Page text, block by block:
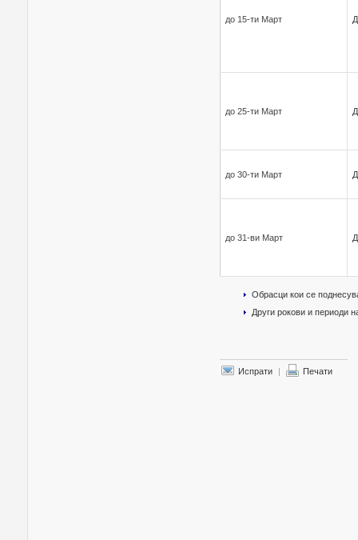
до 15-ти Март
до 25-ти Март
до 30-ти Март
до 31-ви Март
Обрасци кои се
Други рокови и периоди
Испрати | Печати